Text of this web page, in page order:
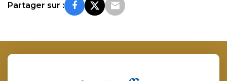
Partager sur :